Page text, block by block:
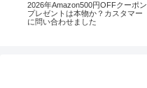
2026年Amazon500円OFFクーポン
プレゼントは本物か？カスタマー
に問い合わせました